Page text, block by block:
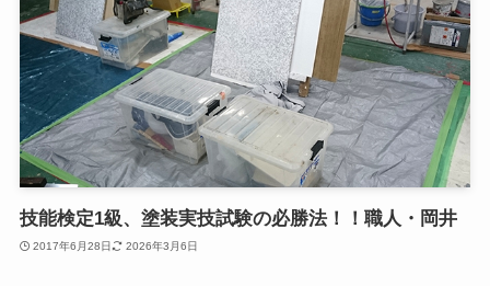
技能検定1級、塗装実技試験の必勝法！！職人・岡井
2017年6月28日 2026年3月6日